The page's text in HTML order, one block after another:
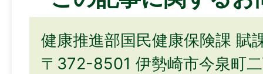
健康推進部国民健康保険課 賦
〒372-8501 伊勢崎市今泉町